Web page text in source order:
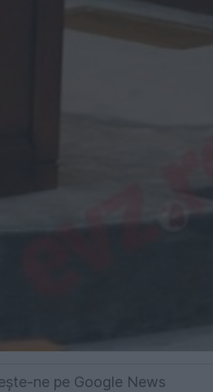
ne pe Google News